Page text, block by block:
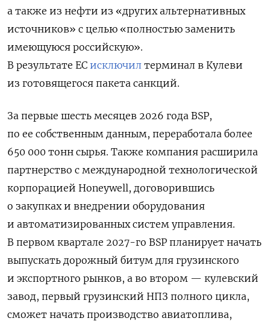
а также из нефти из «других альтернативных
источников» с целью «полностью заменить
имеющуюся российскую».
В результате ЕС исключил терминал в Кулеви
из готовящегося пакета санкций.
За первые шесть месяцев 2026 года BSP,
по ее собственным данным, переработала более
650 000 тонн сырья. Также компания расширила
партнерство с международной технологической
корпорацией Honeywell, договорившись
о закупках и внедрении оборудования
и автоматизированных систем управления.
В первом квартале 2027-го BSP планирует начать
выпускать дорожный битум для грузинского
и экспортного рынков, а во втором — кулевский
завод, первый грузинский НПЗ полного цикла,
сможет начать производство авиатоплива,